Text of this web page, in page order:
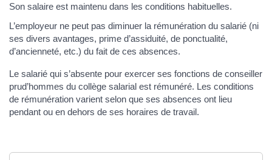
Son salaire est maintenu dans les conditions habituelles.
L’employeur ne peut pas diminuer la rémunération du salarié (ni
ses divers avantages, prime d’assiduité, de ponctualité,
d’ancienneté, etc.) du fait de ces absences.
Le salarié qui s’absente pour exercer ses fonctions de conseiller
prud’hommes du collège salarial est rémunéré. Les conditions
de rémunération varient selon que ses absences ont lieu
pendant ou en dehors de ses horaires de travail.